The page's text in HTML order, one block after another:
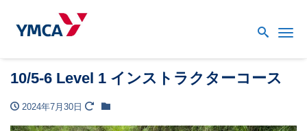
10/5-6 Level 1 インストラクターコース
2024年7月30日